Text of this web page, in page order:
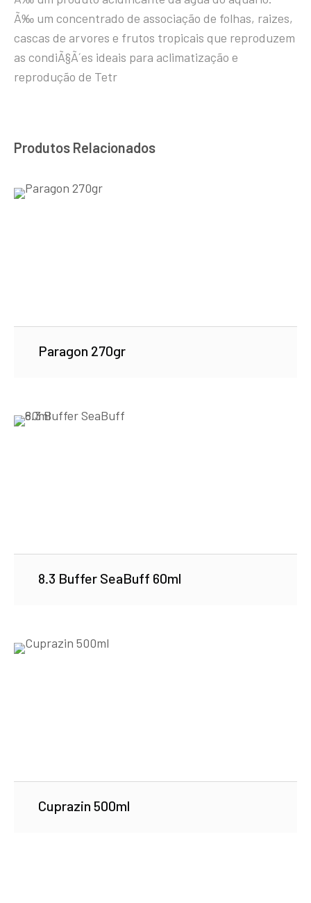
Ã‰ um concentrado de associação de folhas, raizes,
cascas de arvores e frutos tropicais que reproduzem
as condiÃ§Ã´es ideais para aclimatização e
reprodução de Tetr
Produtos Relacionados
Paragon 270gr
8.3 Buffer SeaBuff 60ml
Cuprazin 500ml